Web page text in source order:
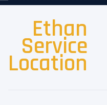
Ethan
Service
Location